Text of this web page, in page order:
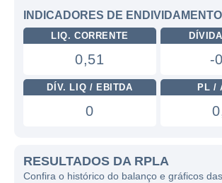
INDICADORES DE ENDIVIDAMENTO
LIQ. CORRENTE
0,51 -
DÍV. LIQ / EBITDA
0
PL /
RESULTADOS DA RPLA
Confira o histórico do balanço e gráficos